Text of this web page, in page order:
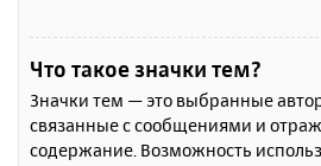
Что такое значки тем?
Значки тем — это выбранные
связанные с сообщениями и
содержание. Возможность